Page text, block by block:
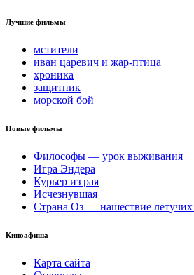
Лучшие фильмы
мстители
иван царевич и жар-птица
хроника
защитник
морской бой
Новые фильмы
Философы — урок выживания
Игра Эндера
Курьер из рая
Исчезнувшая
Страна Оз — нашествие летучих
Киноафиша
Карта сайта